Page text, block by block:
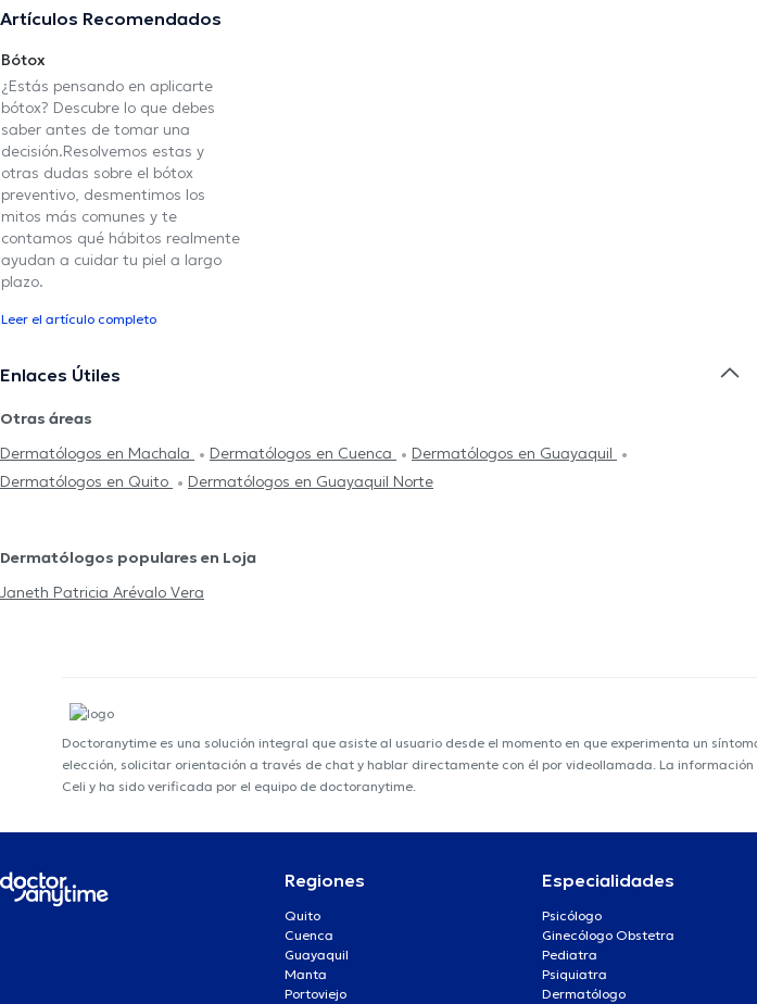
Artículos Recomendados
Bótox
¿Estás pensando en aplicarte
bótox? Descubre lo que debes
saber antes de tomar una
decisión.Resolvemos estas y
otras dudas sobre el bótox
preventivo, desmentimos los
mitos más comunes y te
contamos qué hábitos realmente
ayudan a cuidar tu piel a largo
plazo.
Leer el artículo completo
Enlaces Útiles
Otras áreas
Dermatólogos en Machala
Dermatólogos en Cuenca
Dermatólogos en Guayaquil
Dermatólogos en Quito
Dermatólogos en Guayaquil Norte
Dermatólogos populares en Loja
Janeth Patricia Arévalo Vera
Doctoranytime es una solución integral que asiste al usuario desde el momento en que experimenta un
elección, solicitar orientación a través de chat y hablar directamente con él por videollamada. La
Celi y ha sido verificada por el equipo de doctoranytime.
Regiones
Quito
Cuenca
Guayaquil
Manta
Portoviejo
Especialidades
Psicólogo
Ginecólogo Obstetra
Pediatra
Psiquiatra
Dermatólogo